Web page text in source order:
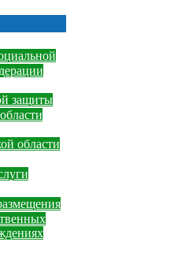
защиты
области